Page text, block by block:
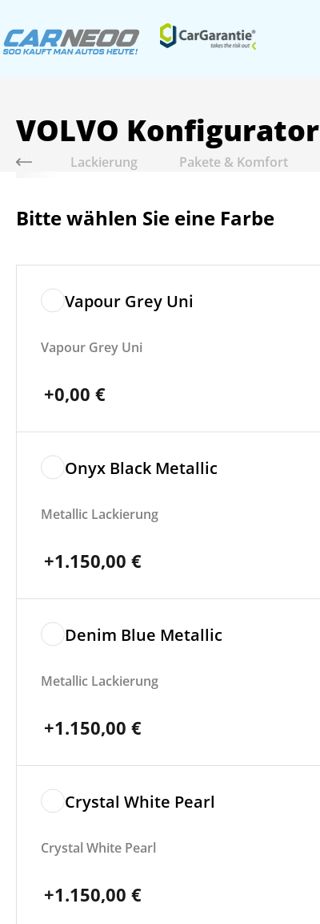
VOLVO Konfigurator
Lackierung Pakete & Komfort
Bitte wählen Sie eine Farbe
Vapour Grey Uni
Vapour Grey Uni
+0,00 €
Onyx Black Metallic
Metallic Lackierung
+1.150,00 €
Denim Blue Metallic
Metallic Lackierung
+1.150,00 €
Crystal White Pearl
Crystal White Pearl
+1.150,00 €